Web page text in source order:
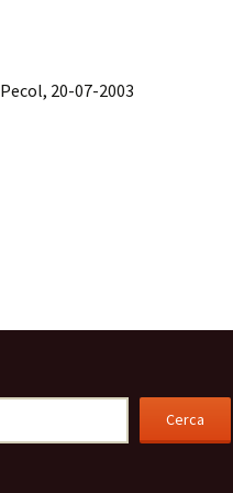
Pecol, 20-07-2003
Cerca